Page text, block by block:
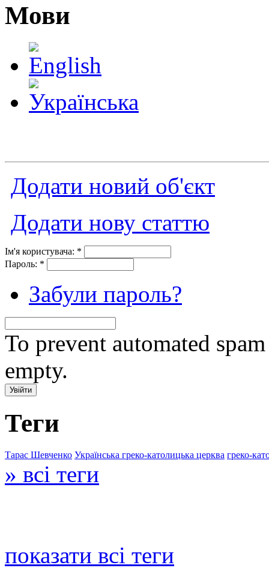
Мови
Додати новий об'єкт
Додати нову статтю
Ім'я користувача: *
Пароль: *
Забули пароль?
To prevent automated
empty.
Теги
Тарас Шевченко Українська греко-католицька церква греко-
» всі теги
показати всі теги